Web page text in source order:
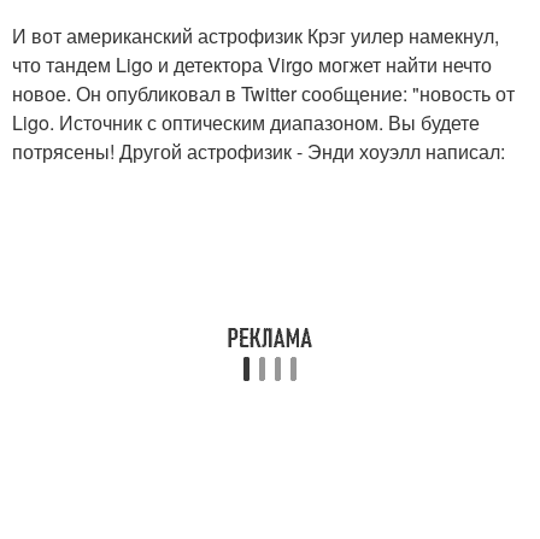
И вот американский астрофизик Крэг уилер намекнул,
что тандем Ligo и детектора Virgo могжет найти нечто
новое. Он опубликовал в Twitter сообщение: "новость от
Ligo. Источник с оптическим диапазоном. Вы будете
потрясены! Другой астрофизик - Энди хоуэлл написал: